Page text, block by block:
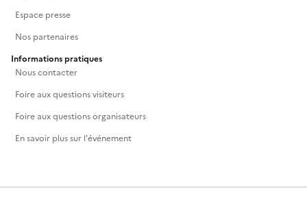
Espace presse
Nos partenaires
Informations pratiques
Nous contacter
Foire aux questions visiteurs
Foire aux questions organisateurs
En savoir plus sur l'événement